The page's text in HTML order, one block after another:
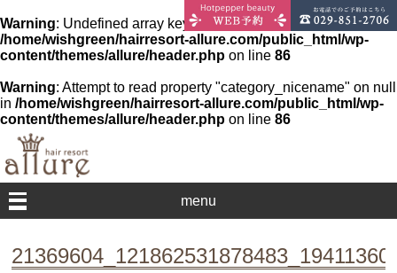
Warning: Undefined array key 0 in
/home/wishgreen/hairresort-allure.com/public_html/wp-
content/themes/allure/header.php on line 86
Warning: Attempt to read property "category_nicename" on null
in /home/wishgreen/hairresort-allure.com/public_html/wp-
content/themes/allure/header.php on line 86
menu